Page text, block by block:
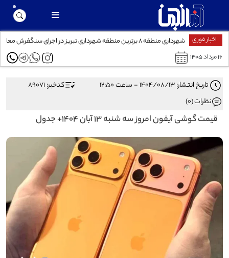
اخبار فوری شهرداری منطقه ۸ برترین منطقه شهرداری تبریز در اجرای سنگفرش معابر
۱۶ مرداد ۱۴۰۵
تاریخ انتشار: ۱۴۰۴/۰۸/۱۳ - ساعت ۱۲:۵۰
کدخبر: 89071
نظرات (0)
قیمت گوشی آیفون امروز سه شنبه ۱۳ آبان ۱۴۰۴+ جدول